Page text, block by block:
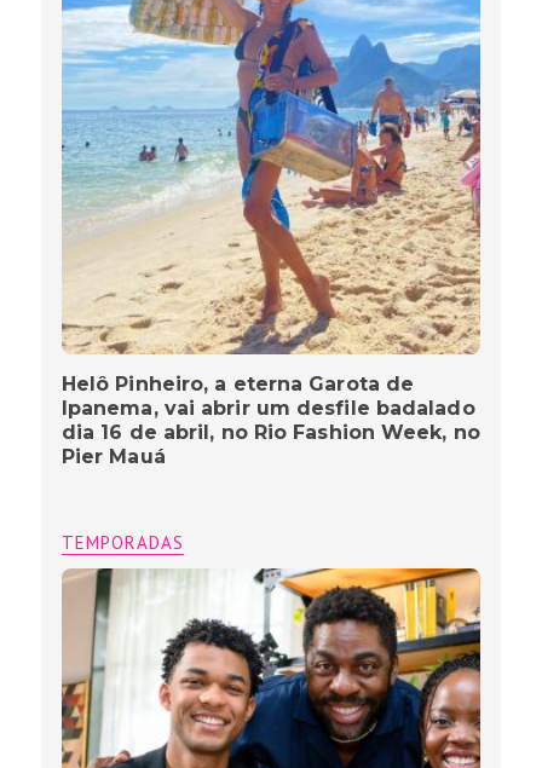
Helô Pinheiro, a eterna Garota de
Ipanema, vai abrir um desfile badalado
dia 16 de abril, no Rio Fashion Week, no
Pier Mauá
TEMPORADAS